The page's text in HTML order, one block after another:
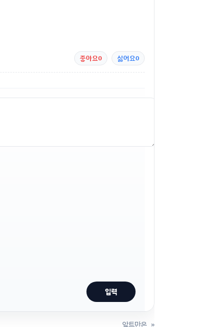
좋아요0 싫어요0
알트만은 »